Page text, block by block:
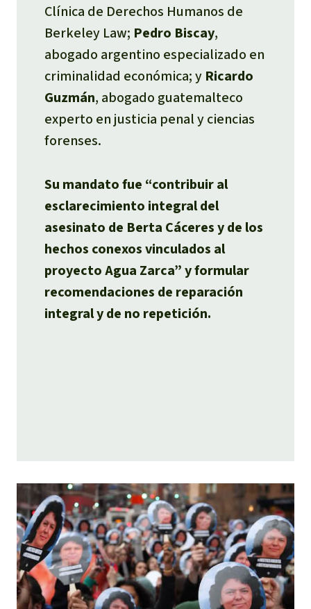
Clínica de Derechos Humanos de
Berkeley Law; Pedro Biscay,
abogado argentino especializado en
criminalidad económica; y Ricardo
Guzmán, abogado guatemalteco
experto en justicia penal y ciencias
forenses.
Su mandato fue “contribuir al
esclarecimiento integral del
asesinato de Berta Cáceres y de los
hechos conexos vinculados al
proyecto Agua Zarca” y formular
recomendaciones de reparación
integral y de no repetición.